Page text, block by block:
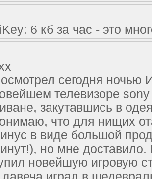
6 кб за час - это
сегодня ночью
телевизоре
закутавшись в
что для нищих
в виде большой
но мне доставило.
новейшую игровую
давеча играл в